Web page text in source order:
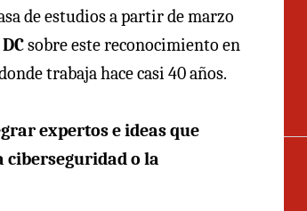
de estudios a partir de marzo
sobre este reconocimiento en
trabaja hace casi 40 años.
expertos e ideas que
ciberseguridad o la